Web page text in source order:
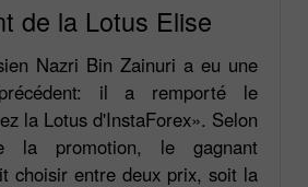
de la Lotus Elise
Nazri Bin Zainuri a eu une
il a remporté le
la Lotus d'InstaForex». Selon
la promotion, le gagnant
choisir entre deux prix, soit la